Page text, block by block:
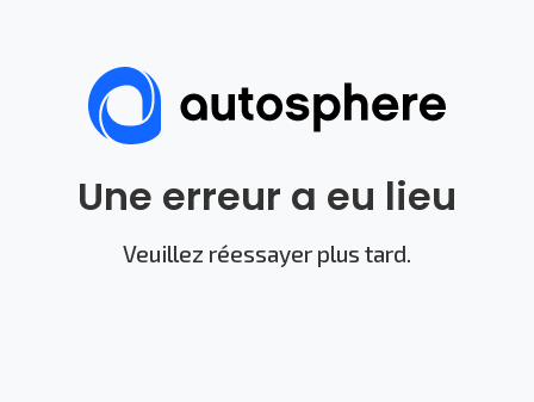
Une erreur a eu lieu
Veuillez réessayer plus tard.